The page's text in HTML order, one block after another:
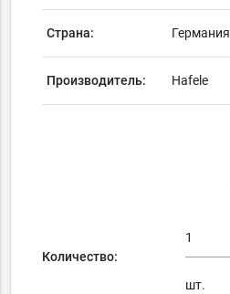
Страна: Германия
Производитель: Hafele
Количество:
шт.